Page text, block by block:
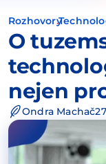
Rozhovory
O
nejen
Ondra Machač